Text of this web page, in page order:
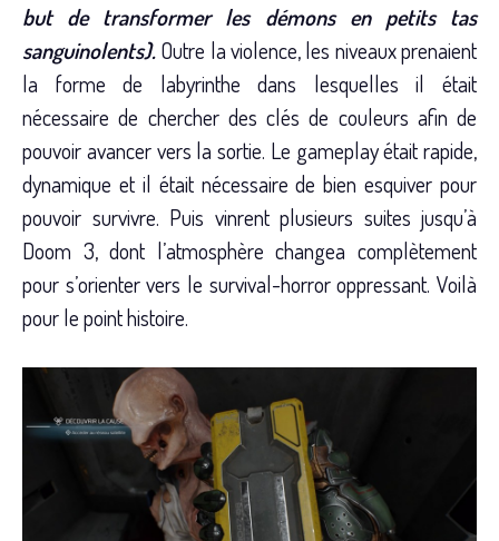
but de transformer les démons en petits tas
sanguinolents).Outre la violence, les niveaux prenaient
la forme de labyrinthe dans lesquelles il était
nécessaire de chercher des clés de couleurs afin de
pouvoir avancer vers la sortie. Le gameplay était rapide,
dynamique et il était nécessaire de bien esquiver pour
pouvoir survivre. Puis vinrent plusieurs suites jusqu’à
Doom 3, dont l’atmosphère changea complètement
pour s’orienter vers le survival-horror oppressant. Voilà
pour le point histoire.